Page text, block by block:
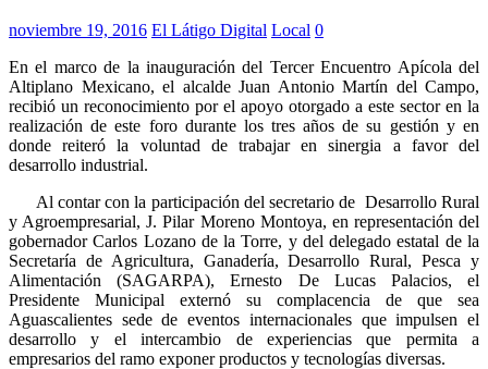
noviembre 19, 2016 El Látigo Digital Local 0
En el marco de la inauguración del Tercer Encuentro Apícola del
Altiplano Mexicano, el alcalde Juan Antonio Martín del Campo,
recibió un reconocimiento por el apoyo otorgado a este sector en la
realización de este foro durante los tres años de su gestión y en
donde reiteró la voluntad de trabajar en sinergia a favor del
desarrollo industrial.
Al contar con la participación del secretario de Desarrollo Rural
y Agroempresarial, J. Pilar Moreno Montoya, en representación del
gobernador Carlos Lozano de la Torre, y del delegado estatal de la
Secretaría de Agricultura, Ganadería, Desarrollo Rural, Pesca y
Alimentación (SAGARPA), Ernesto De Lucas Palacios, el
Presidente Municipal externó su complacencia de que sea
Aguascalientes sede de eventos internacionales que impulsen el
desarrollo y el intercambio de experiencias que permita a
empresarios del ramo exponer productos y tecnologías diversas.